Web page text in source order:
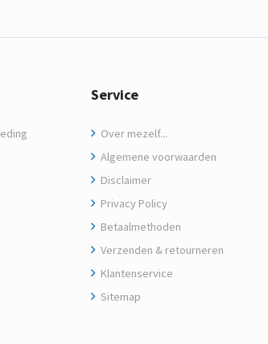
Service
Over mezelf...
Algemene voorwaarden
Disclaimer
Privacy Policy
Betaalmethoden
Verzenden & retourneren
Klantenservice
Sitemap